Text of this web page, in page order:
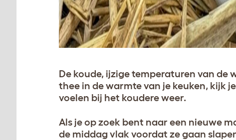
De koude, ijzige temperaturen van de
thee in de warmte van je keuken, kijk
voelen bij het koudere weer.
Als je op zoek bent naar een nieuwe
de middag vlak voordat ze gaan